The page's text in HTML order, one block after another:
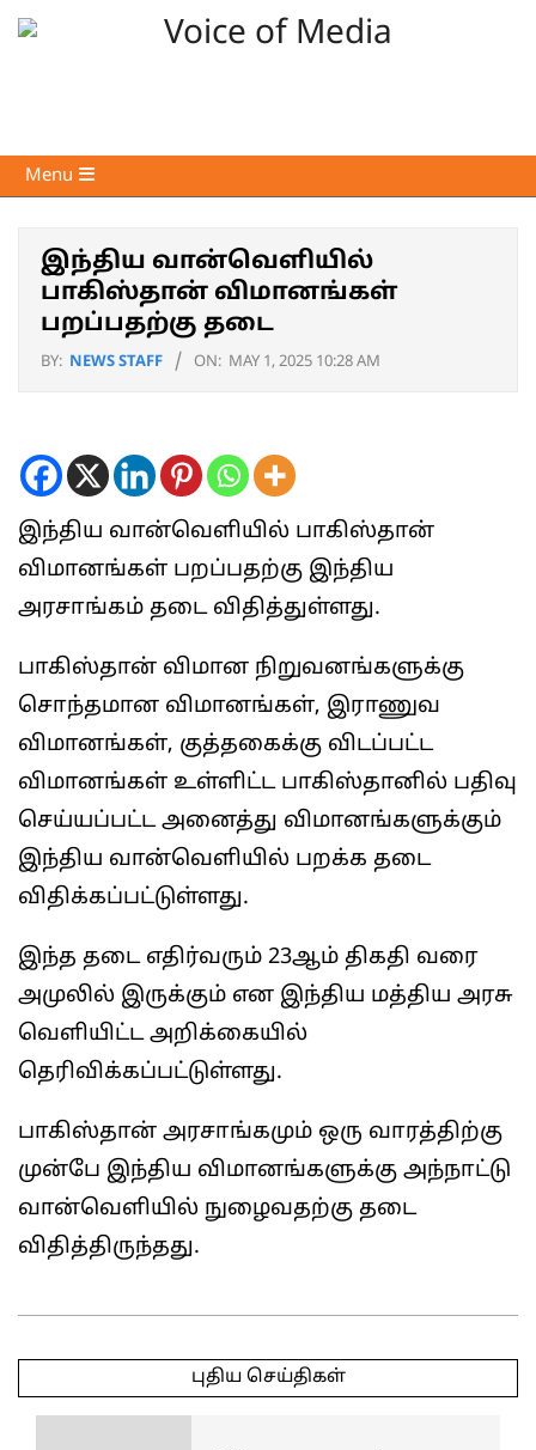
Skip
Voice
of
Primary
Navigation
Menu
இந்திய வான்வெளியில்
பாகிஸ்தான் விமானங்கள்
பறப்பதற்கு தடை
BY: NEWS STAFF ON: MAY 1, 2025 10:28 AM
இந்திய வான்வெளியில் பாகிஸ்தான்
விமானங்கள் பறப்பதற்கு இந்திய
அரசாங்கம் தடை விதித்துள்ளது.
பாகிஸ்தான் விமான நிறுவனங்களுக்கு
சொந்தமான விமானங்கள், இராணுவ
விமானங்கள், குத்தகைக்கு விடப்பட்ட
விமானங்கள் உள்ளிட்ட பாகிஸ்தானில் பதிவு
செய்யப்பட்ட அனைத்து விமானங்களுக்கும்
இந்திய வான்வெளியில் பறக்க தடை
விதிக்கப்பட்டுள்ளது.
இந்த தடை எதிர்வரும் 23ஆம் திகதி வரை
அமுலில் இருக்கும் என இந்திய மத்திய அரசு
வெளியிட்ட அறிக்கையில்
தெரிவிக்கப்பட்டுள்ளது.
பாகிஸ்தான் அரசாங்கமும் ஒரு வாரத்திற்கு
முன்பே இந்திய விமானங்களுக்கு அந்நாட்டு
வான்வெளியில் நுழைவதற்கு தடை
விதித்திருந்தது.
05-
புதிய செய்திகள்